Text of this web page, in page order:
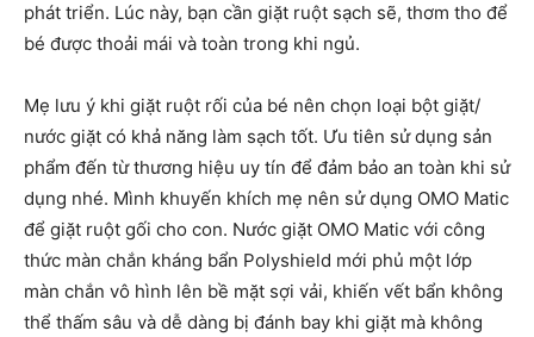
phát triển. Lúc này, bạn cần giặt ruột sạch sẽ, thơm tho để
bé được thoải mái và toàn trong khi ngủ.
Mẹ lưu ý khi giặt ruột rối của bé nên chọn loại bột giặt/
nước giặt có khả năng làm sạch tốt. Ưu tiên sử dụng sản
phẩm đến từ thương hiệu uy tín để đảm bảo an toàn khi sử
dụng nhé. Mình khuyến khích mẹ nên sử dụng OMO Matic
để giặt ruột gối cho con. Nước giặt OMO Matic với công
thức màn chắn kháng bẩn Polyshield mới phủ một lớp
màn chắn vô hình lên bề mặt sợi vải, khiến vết bẩn không
thể thấm sâu và dễ dàng bị đánh bay khi giặt mà không